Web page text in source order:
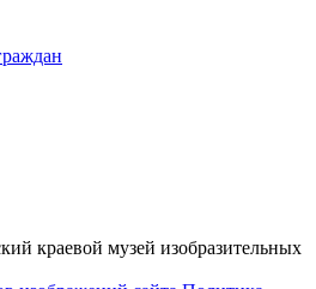
краевой музей изобразительных